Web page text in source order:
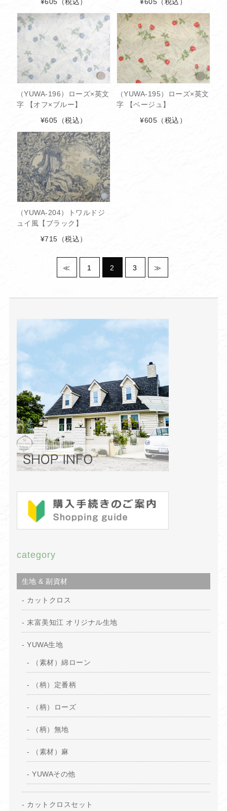
（YUWA-196）ローズ×英文
字 【オフ×ブルー】
¥605 （税込）
（YUWA-195）ローズ×英文
字 【ベージュ】
¥605 （税込）
（YUWA-204）トワルドジ
ュイ風【ブラック】
¥715 （税込）
≪ 1 2 3 ≫
category
生地 & 副資材
カットクロス
末富美知江 オリジナル生地
YUWA生地
（素材）綿ローン
（柄）定番柄
（柄）ローズ
（柄）無地
（素材）麻
YUWAその他
カットクロスセット